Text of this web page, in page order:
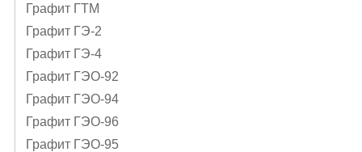
Графит ГТМ
Графит ГЭ-2
Графит ГЭ-4
Графит ГЭO-92
Графит ГЭO-94
Графит ГЭO-96
Графит ГЭО-95